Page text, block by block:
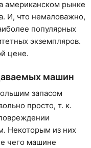
американском рынке
И, что немаловажно,
популярных
экземпляров.
цене.
машин
запасом
просто, т. к.
Некоторым из них
чего машине